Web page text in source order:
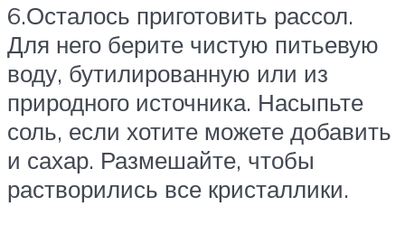
6.Осталось приготовить рассол.
Для него берите чистую питьевую
воду, бутилированную или из
природного источника. Насыпьте
соль, если хотите можете добавить
и сахар. Размешайте, чтобы
растворились все кристаллики.